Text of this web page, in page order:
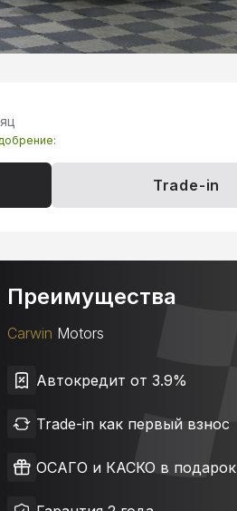
Trade-in
Преимущества
Carwin Motors
Автокредит от 3.9%
Trade-in как первый взнос
ОСАГО и КАСКО в подарок